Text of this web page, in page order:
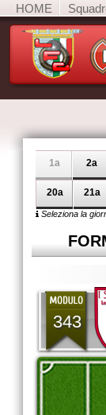
HOME
1a 2a
20a 21a
Seleziona la
343